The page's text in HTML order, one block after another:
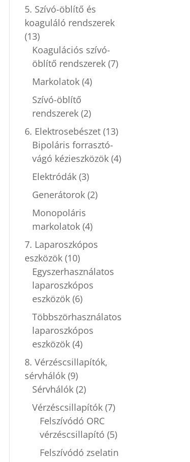
5. Szívó-öblítő és
koaguláló rendszerek
(13)
Koagulációs szívó-
öblítő rendszerek (7)
Markolatok (4)
Szívó-öblítő
rendszerek (2)
6. Elektrosebészet (13)
Bipoláris forrasztó-
vágó kézieszközök (4)
Elektródák (3)
Generátorok (2)
Monopoláris
markolatok (4)
7. Laparoszkópos
eszközök (10)
Egyszerhasználatos
laparoszkópos
eszközök (6)
Többszörhasználatos
laparoszkópos
eszközök (4)
8. Vérzéscsillapítók,
sérvhálók (9)
Sérvhálók (2)
Vérzéscsillapítók (7)
Felszívódó ORC
vérzéscsillapító (5)
Felszívódó zselatin